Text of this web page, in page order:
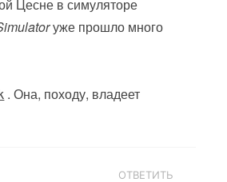
Цесне в симуляторе
уже прошло много
. Она, походу, владеет
ОТВЕТИТЬ